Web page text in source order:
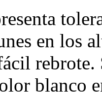
en los
rebrote.
blanco